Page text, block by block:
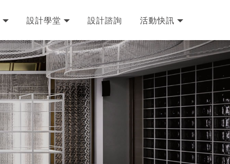
設計學堂 設計諮詢 活動快訊